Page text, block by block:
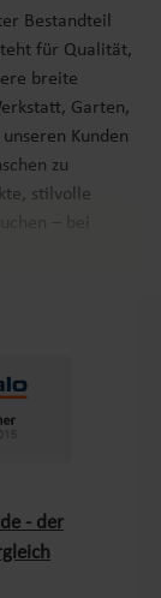
Bestandteil
für Qualität,
breite
Garten,
Kunden
zu
stilvolle
– bei
ist es
in Europa so
sind.
und
Terrasse,